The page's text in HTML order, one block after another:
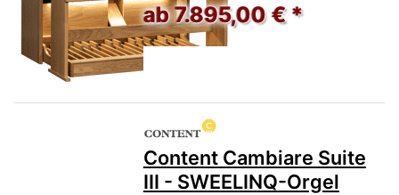
ab 7.895,00 € *
Content Cambiare Suite
III - SWEELINQ-Orgel